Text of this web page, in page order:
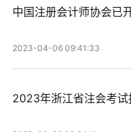
中国注册会计师协会已
2023-04-06 09:41:33
2023年浙江省注会考